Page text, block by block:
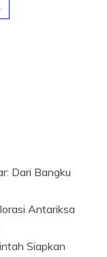
Dari Bangku
Antariksa
Siapkan